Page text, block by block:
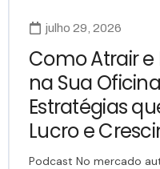
julho 29, 2026
Como Atrair e
na Sua
Estratégias
Lucro e
Podcast No mercado